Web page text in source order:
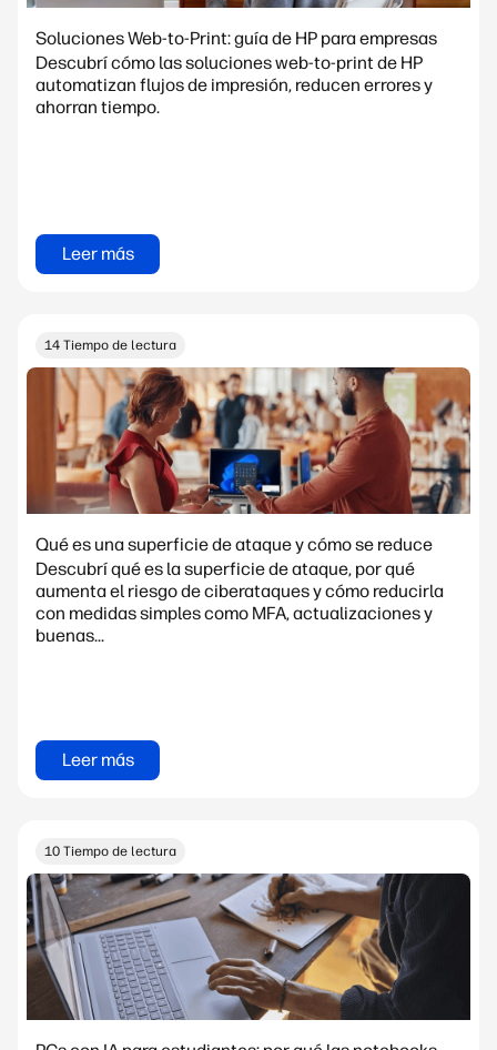
Soluciones Web-to-Print: guía de HP para empresas
Descubrí cómo las soluciones web-to-print de HP
automatizan flujos de impresión, reducen errores y
ahorran tiempo.
Leer más
14 Tiempo de lectura
Qué es una superficie de ataque y cómo se reduce
Descubrí qué es la superficie de ataque, por qué
aumenta el riesgo de ciberataques y cómo reducirla
con medidas simples como MFA, actualizaciones y
buenas...
Leer más
10 Tiempo de lectura